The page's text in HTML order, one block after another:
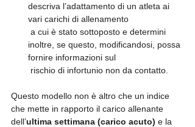
descriva l’adattamento di un atleta ai
vari carichi di allenamento
inoltre, se questo, modificandosi, possa
fornire informazioni sul
rischio di infortunio non da contatto.
Questo modello non è altro che un indice
che mette in rapporto il carico allenante
dell’ultima settimana (carico acuto) e la